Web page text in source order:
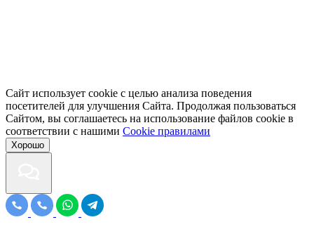
Сайт использует cookie с целью анализа поведения
посетителей для улучшения Сайта. Продолжая пользоваться
Сайтом, вы соглашаетесь на использование файлов cookie в
соответствии с нашими Cookiе правилами
Хорошо